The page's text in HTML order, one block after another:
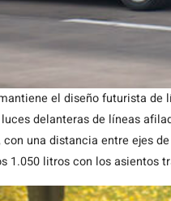
el diseño futurista de
delanteras de líneas
una distancia entre ejes
1.050 litros con los asientos